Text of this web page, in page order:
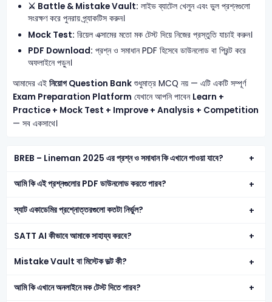
⚔️ Battle & Mistake Vault: লাইভ ব্যাটেল খেলুন এবং ভুল প্রশ্নগুলো
সংরক্ষণ করে পুনরায় প্র্যাকটিস করুন।
Mock Test: রিয়েল এক্সামের মতো মক টেস্ট দিয়ে নিজের প্রস্তুতি যাচাই করুন।
PDF Download: প্রশ্ন ও সমাধান PDF হিসেবে ডাউনলোড বা প্রিন্ট করে
অফলাইনে পড়ুন।
আমাদের এই নিয়োগ Question Bankশুধুমাত্র MCQ নয় — এটি একটি সম্পূর্ণ
Exam Preparation Platform যেখানে আপনি পাবেন Learn +
Practice + Mock Test + Improve + Analysis + Competition
— সব একসাথে।
BREB – Lineman 2025 এর প্রশ্ন ও সমাধান কি এখানে পাওয়া যাবে?
আমি কি এই প্রশ্নগুলোর PDF ডাউনলোড করতে পারব?
স্যাট একাডেমির প্রশ্নোত্তরগুলো কতটা নির্ভুল?
SATT AI কীভাবে আমাকে সাহায্য করবে?
Mistake Vault বা মিস্টেক ভল্ট কী?
আমি কি এখানে অনলাইনে মক টেস্ট দিতে পারব?